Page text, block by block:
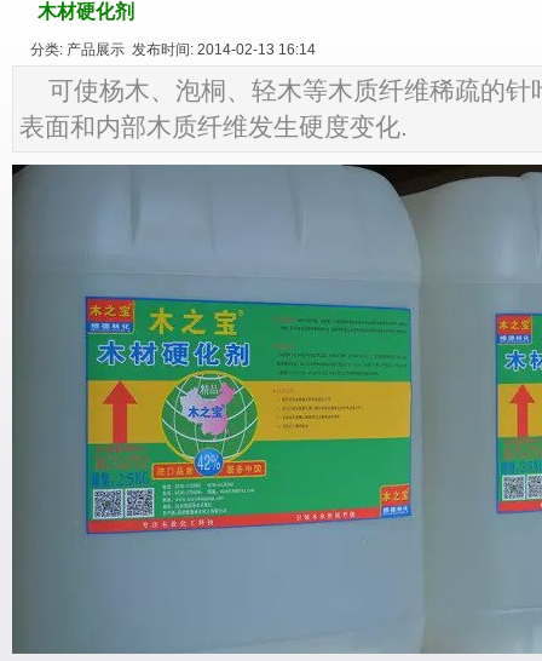
木材硬化剂
分类: 产品展示 发布时间: 2014-02-13 16:14
可使杨木、泡桐、轻木等木质纤维稀疏的
表面和内部木质纤维发生硬度变化.